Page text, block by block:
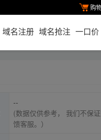
购
域名注册 域名抢注 一口价
--
(数据仅供参考， 我们不保
馈客服。）